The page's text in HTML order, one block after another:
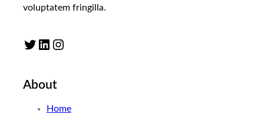
voluptatem fringilla.
Twitter LinkedIn Instagram
About
Home